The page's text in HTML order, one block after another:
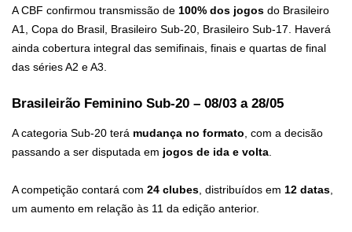
A CBF confirmou transmissão de 100% dos jogos do Brasileiro
A1, Copa do Brasil, Brasileiro Sub-20, Brasileiro Sub-17. Haverá
ainda cobertura integral das semifinais, finais e quartas de final
das séries A2 e A3.
Brasileirão Feminino Sub-20 – 08/03 a 28/05
A categoria Sub-20 terá mudança no formato, com a decisão
passando a ser disputada em jogos de ida e volta.
A competição contará com 24 clubes, distribuídos em 12 datas,
um aumento em relação às 11 da edição anterior.